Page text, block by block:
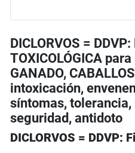
DICLORVOS =
TOXICOLÓGICA
GANADO,
intoxicación,
síntomas, tolerancia,
seguridad, antidoto
DICLORVOS = DDVP: